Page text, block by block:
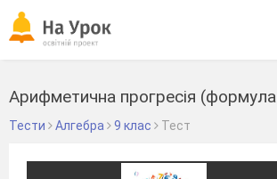
Арифметична прогресія
Тести Алгебра 9 клас Тест